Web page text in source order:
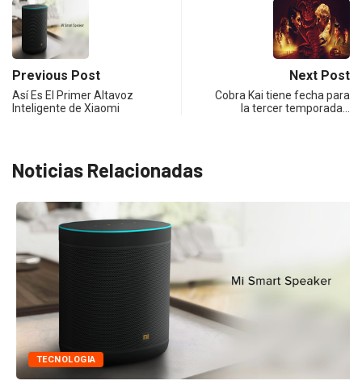
Previous Post
Así Es El Primer Altavoz
Inteligente de Xiaomi
Next Post
Cobra Kai tiene fecha para
la tercer temporada…
Noticias Relacionadas
TECNOLOGIA